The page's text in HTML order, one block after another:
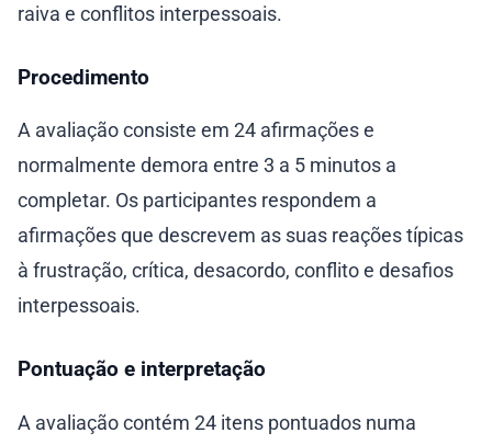
raiva e conflitos interpessoais.
Procedimento
A avaliação consiste em 24 afirmações e
normalmente demora entre 3 a 5 minutos a
completar. Os participantes respondem a
afirmações que descrevem as suas reações típicas
à frustração, crítica, desacordo, conflito e desafios
interpessoais.
Pontuação e interpretação
A avaliação contém 24 itens pontuados numa